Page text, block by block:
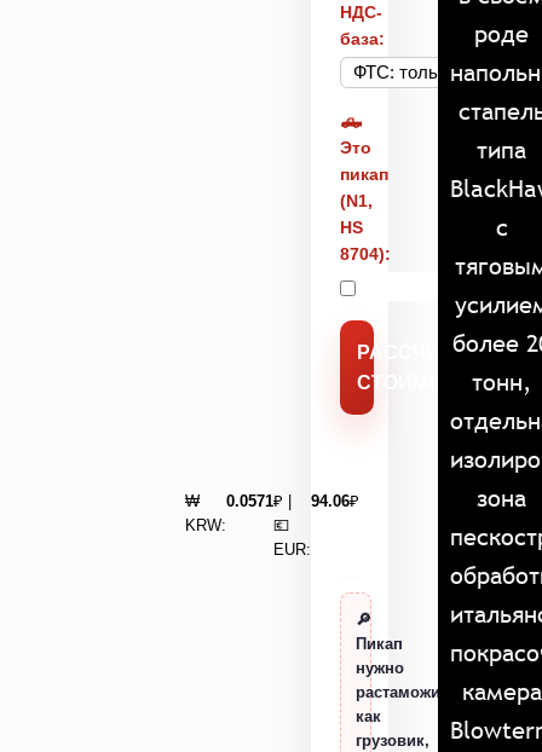
НДС-
база:
🛻
Это
пикап
(N1,
HS
8704):
РАССЧИТАТЬ
СТОИМОСТЬ
₩
KRW:
0.0571₽ |
💶
EUR:
94.06₽
🔎
Пикап
нужно
растаможить
как
грузовик,
роде
типа
с
более
тонн,
зона
камера